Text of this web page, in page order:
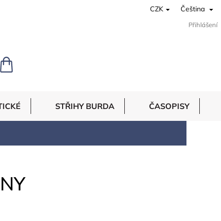
CZK Čeština
Přihlášení
NÁKUPNÍ
KOŠÍK
STŘIHY BURDA ČASOPISY